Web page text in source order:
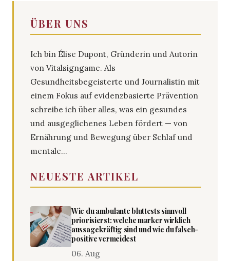
ÜBER UNS
Ich bin Élise Dupont, Gründerin und Autorin
von Vitalsigngame. Als
Gesundheitsbegeisterte und Journalistin mit
einem Fokus auf evidenzbasierte Prävention
schreibe ich über alles, was ein gesundes
und ausgeglichenes Leben fördert — von
Ernährung und Bewegung über Schlaf und
mentale...
NEUESTE ARTIKEL
Wie du ambulante bluttests sinnvoll
priorisierst: welche marker wirklich
aussagekräftig sind und wie du falsch-
positive vermeidest
06. Aug